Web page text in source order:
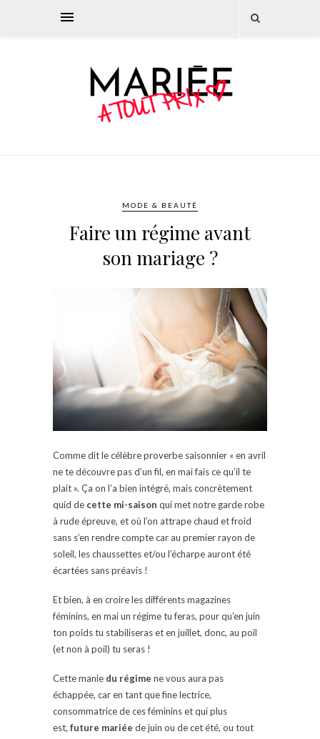
MODE & BEAUTÉ
Faire un régime avant
son mariage ?
Comme dit le célèbre proverbe saisonnier « en avril
ne te découvre pas d’un fil, en mai fais ce qu’il te
plait ». Ça on l’a bien intégré, mais concrètement
quid de cette mi-saison qui met notre garde robe
à rude épreuve, et où l’on attrape chaud et froid
sans s’en rendre compte car au premier rayon de
soleil, les chaussettes et/ou l’écharpe auront été
écartées sans préavis !
Et bien, à en croire les différents magazines
féminins, en mai un régime tu feras, pour qu’en juin
ton poids tu stabiliseras et en juillet, donc, au poil
(et non à poil) tu seras !
Cette manie du régime ne vous aura pas
échappée, car en tant que fine lectrice,
consommatrice de ces féminins et qui plus
est, future mariée de juin ou de cet été, ou tout